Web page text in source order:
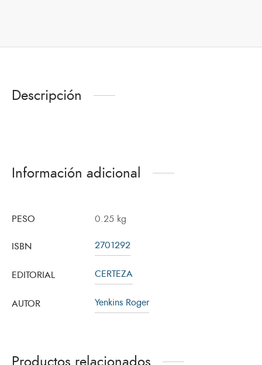
Descripción
Información adicional
PESO 0.25 kg
ISBN 2701292
EDITORIAL CERTEZA
AUTOR Yenkins Roger